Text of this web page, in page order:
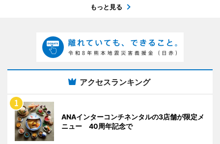
もっと見る
アクセスランキング
ANAインターコンチネンタルの3店舗が限定メ
ニュー 40周年記念で